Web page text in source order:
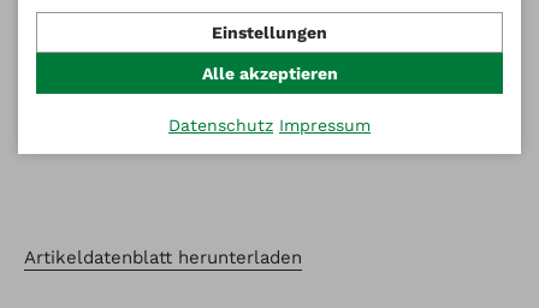
Artikeldatenblatt herunterladen
Einstellungen
Alle akzeptieren
Datenschutz Impressum